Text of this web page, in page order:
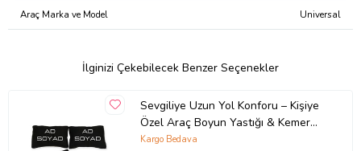
Araç Marka ve Model Universal
İlginizi Çekebilecek Benzer Seçenekler
Sevgiliye Uzun Yol Konforu – Kişiye
Özel Araç Boyun Yastığı & Kemer
Pedi Hediye Seti
Kargo Bedava